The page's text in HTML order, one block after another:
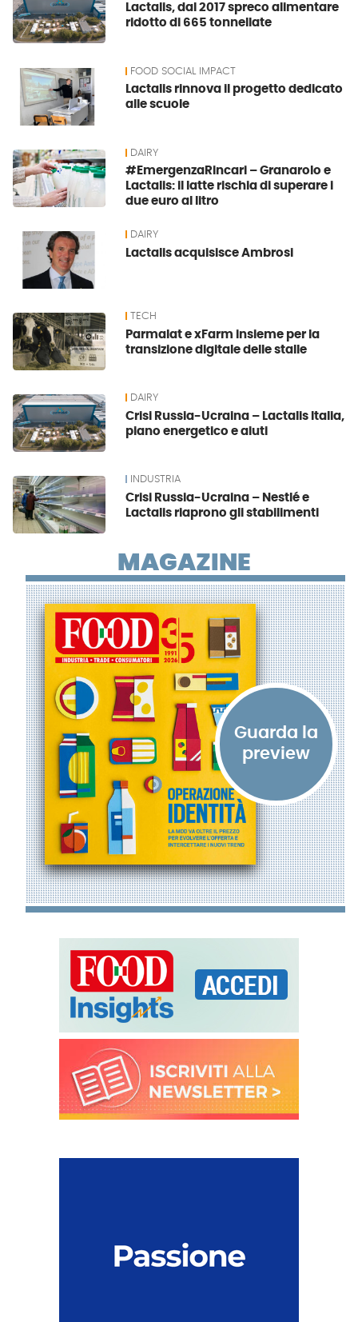
Lactalis, dal 2017 spreco alimentare
ridotto di 665 tonnellate
FOOD SOCIAL IMPACT
Lactalis rinnova il progetto dedicato
alle scuole
DAIRY
#EmergenzaRincari – Granarolo e
Lactalis: il latte rischia di superare i
due euro al litro
DAIRY
Lactalis acquisisce Ambrosi
TECH
Parmalat e xFarm insieme per la
transizione digitale delle stalle
DAIRY
Crisi Russia-Ucraina – Lactalis Italia,
piano energetico e aiuti
INDUSTRIA
Crisi Russia-Ucraina – Nestlé e
Lactalis riaprono gli stabilimenti
MAGAZINE